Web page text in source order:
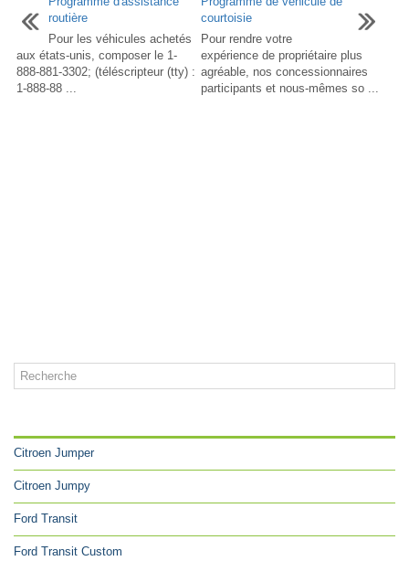
routière
Pour les véhicules achetés
aux états-unis, composer le 1-
888-881-3302; (téléscripteur (tty) :
1-888-88 ...
courtoisie
Pour rendre votre
expérience de propriétaire plus
agréable, nos concessionnaires
participants et nous-mêmes so ...
Citroen Jumper
Citroen Jumpy
Ford Transit
Ford Transit Custom